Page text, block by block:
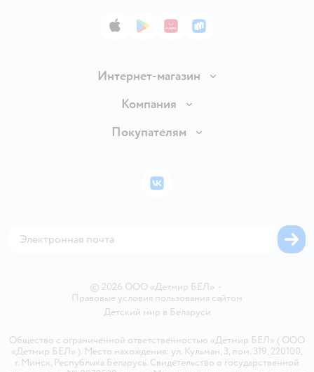
App StoreGoogle Play
AppGallery
RuStore
Интернет-магазин
Доставка и оплата
Правила продажи
Политика использования файлов cookie
Компания
Вакансии
Покупателям
Бонусные карты
© 2026 ООО «Детмир БЕЛ» •
Правовые условия пользования сайтом
Детский мир в Беларуси
Общество с ограниченной ответственностью «Детмир БЕЛ» ( ООО
«Детмир БЕЛ» ). Место нахождения: ул. Кульман, 3, пом. 319, 220100,
г. Минск, Республика Беларусь. Свидетельство о государственной
ВКонтакте